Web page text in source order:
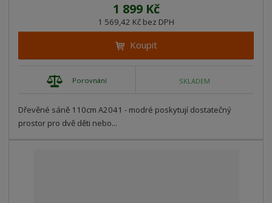
1 899 Kč
1 569,42 Kč bez DPH
Koupit
Porovnání SKLADEM
Dřevěné sáně 110cm A2041 - modré poskytují dostatečný
prostor pro dvě děti nebo...